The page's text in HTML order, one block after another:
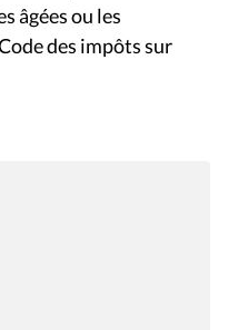
âgées ou les
des impôts sur